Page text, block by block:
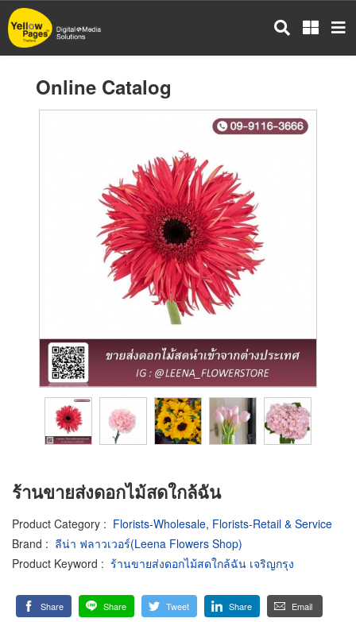
Skip
to
main
Online Catalog
ร้านขายส่งดอกไม้สดใกล้ฉัน
Product Category : Florists-Wholesale, Florists-Retail & Service
Brand : ลีน่า ฟลาวเวอร์(Leena Flowers Shop)
Product Keyword : ร้านขายส่งดอกไม้สดใกล้ฉัน เจริญกรุง
Share Share Tweet Share Email